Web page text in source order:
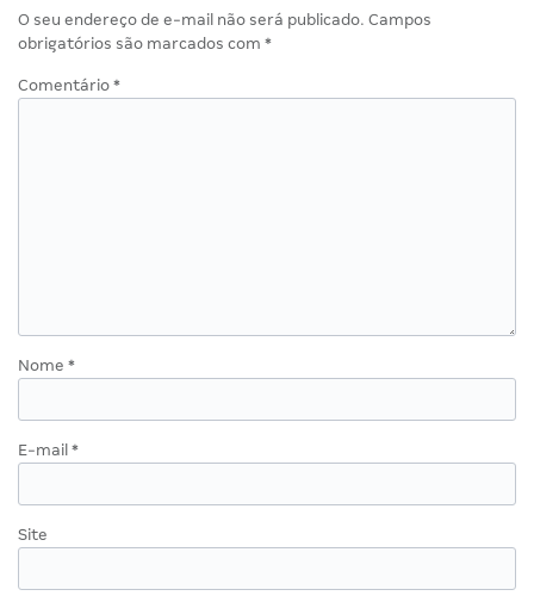
O seu endereço de e-mail não será publicado. Campos
obrigatórios são marcados com *
Comentário *
Nome *
E-mail *
Site